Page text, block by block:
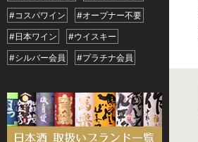
#コスパワイン
#オープナー不要
#日本ワイン
#ウイスキー
#シルバー会員
#プラチナ会員